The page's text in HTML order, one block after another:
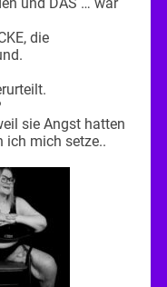
die
sie Angst hatten
ich mich setze..